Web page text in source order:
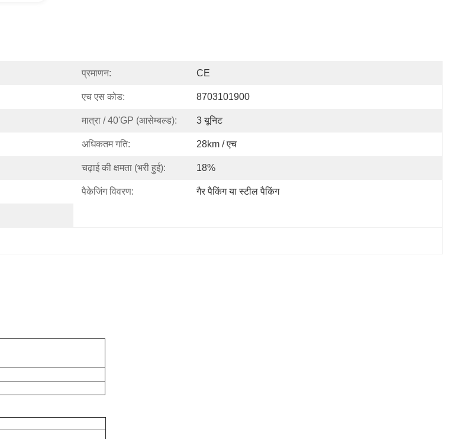
प्रमाणन: CE
एच एस कोड: 8703101900
मात्रा / 40'GP (आसेम्बल्ड): 3 यूनिट
अधिकतम गति: 28km / एच
चढ़ाई की क्षमता (भरी हुई): 18%
पैकेजिंग विवरण: गैर पैकिंग या स्टील पैकिंग